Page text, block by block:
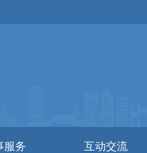
服务 互动交流